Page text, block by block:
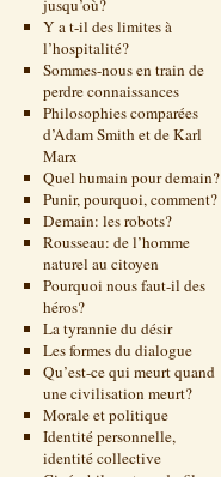
jusqu’où?
Y a t-il des limites à
l’hospitalité?
Sommes-nous en train de
perdre connaissances
Philosophies comparées
d’Adam Smith et de Karl
Marx
Quel humain pour demain?
Punir, pourquoi, comment?
Demain: les robots?
Rousseau: de l’homme
naturel au citoyen
Pourquoi nous faut-il des
héros?
La tyrannie du désir
Les formes du dialogue
Qu’est-ce qui meurt quand
une civilisation meurt?
Morale et politique
Identité personnelle,
identité collective